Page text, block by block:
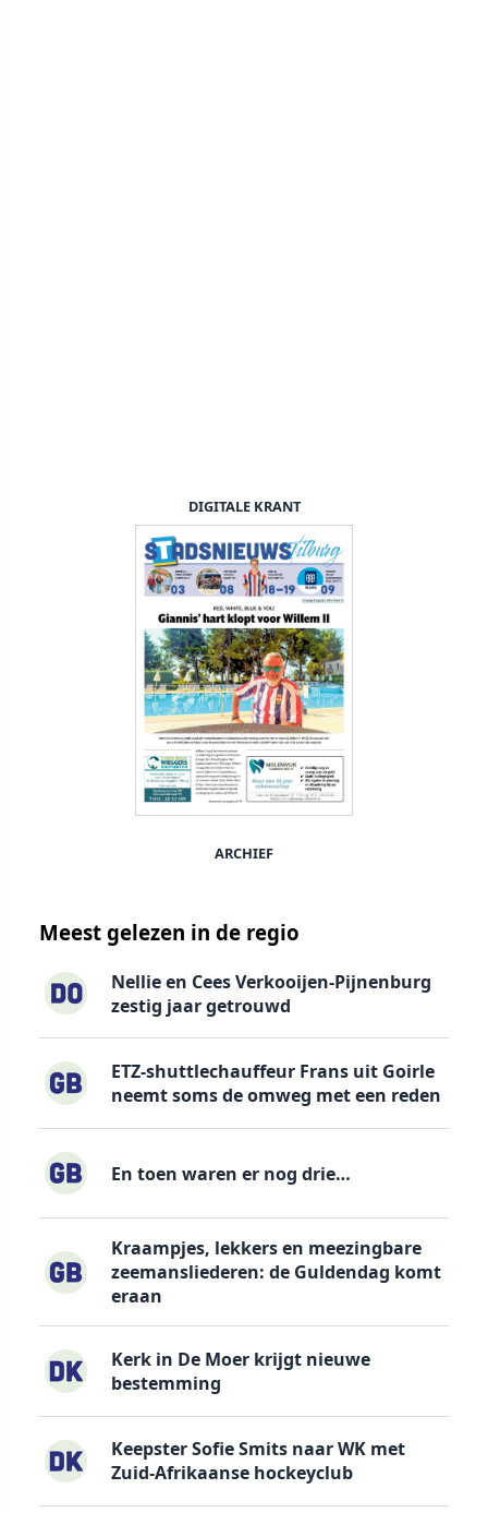
DIGITALE KRANT
ARCHIEF
Meest gelezen in de regio
Nellie en Cees Verkooijen-Pijnenburg
zestig jaar getrouwd
ETZ-shuttlechauffeur Frans uit Goirle
neemt soms de omweg met een reden
En toen waren er nog drie…
Kraampjes, lekkers en meezingbare
zeemansliederen: de Guldendag komt
eraan
Kerk in De Moer krijgt nieuwe
bestemming
Keepster Sofie Smits naar WK met
Zuid-Afrikaanse hockeyclub